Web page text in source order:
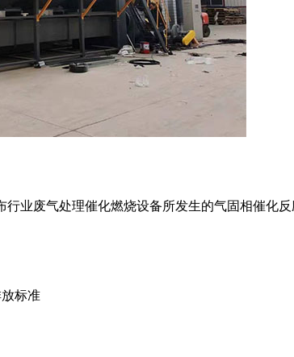
业废气处理催化燃烧设备所发生的气固相催化
标准